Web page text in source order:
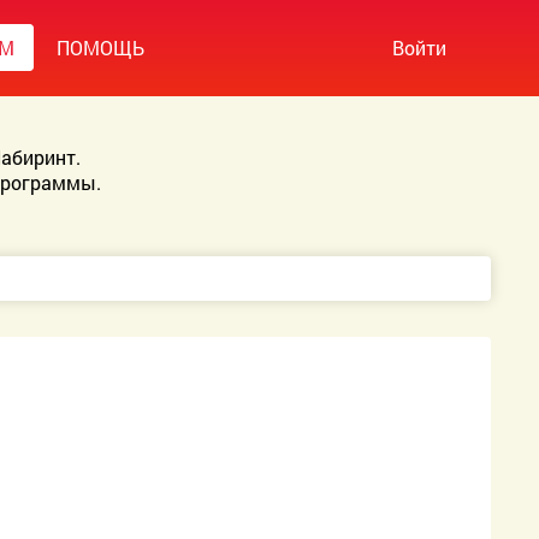
ПОМОЩЬ Войти